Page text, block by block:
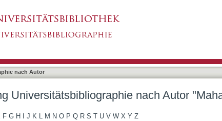
nach Autor
Universitätsbibliographie nach Autor
F G H J K L M N O P Q R S T U V W X Y Z